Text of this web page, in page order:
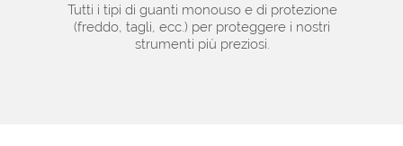
Tutti i tipi di guanti monouso e di protezione
(freddo, tagli, ecc.) per proteggere i nostri
strumenti più preziosi.